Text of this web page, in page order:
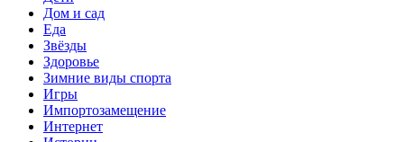
Дом и сад
Еда
Звёзды
Здоровье
Зимние виды спорта
Игры
Импортозамещение
Интернет